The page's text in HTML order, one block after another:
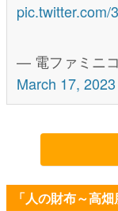
pic.twitter.com/
— 電ファミニ
March 17, 2023
「人の財布～高